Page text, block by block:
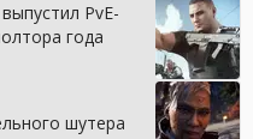
PvE-
года
шутера